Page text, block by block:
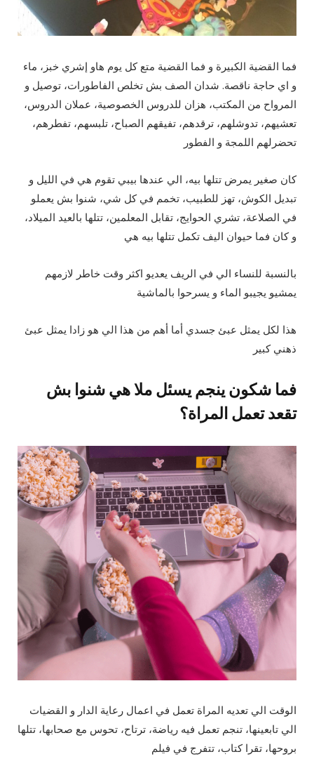
فما القضية الكبيرة و فما القضية متع كل يوم هاو إشري خبز، ماء
و اي حاجة ناقصة. شدان الصف بش تخلص الفاطورات، توصيل و
المرواح من المكتب، هزان للدروس الخصوصية، عملان الدروس،
تعشيهم، تدوشلهم، ترقدهم، تفيقهم الصباح، تلبسهم، تفطرهم،
تحضرلهم اللمجة و الفطور
كان صغير يمرض تتلها بيه، الي عندها بيبي تقوم هي في الليل و
تبديل الكوش، تهز للطبيب، تخمم في كل شي، شنوا بش يعملو
في الصلاعة، تشري الحوايج، تقابل المعلمين، تتلها بالعيد الميلاد،
و كان فما حيوان اليف تكمل تتلها بيه هي
بالنسبة للنساء الي في الريف يعديو اكثر وقت خاطر لازمهم
يمشيو يجيبو الماء و يسرحوا بالماشية
هذا لكل يمثل عبئ جسدي أما أهم من هذا الي هو زادا يمثل عبئ
ذهني كبير
فما شكون ينجم يسئل ملا هي شنوا بش
تقعد تعمل المراة؟
الوقت الي تعديه المراة تعمل في اعمال رعاية الدار و القضيات
الي تابعينها، تنجم تعمل فيه رياضة، ترتاح، تحوس مع صحابها، تتلها
بروحها، تقرا كتاب، تتفرج في فيلم